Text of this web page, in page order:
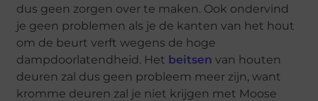
dus geen zorgen over te maken. Ook ondervind
je geen problemen als je de kanten van het hout
om de beurt verft wegens de hoge
dampdoorlatendheid. Het beitsen van houten
deuren zal dus geen probleem meer zijn, want
kromme deuren zal je niet krijgen met Moose